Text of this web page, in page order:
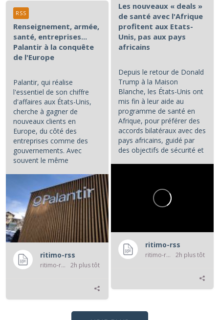
Les nouveaux « deals »
de santé avec l'Afrique
profitent aux Etats-
Unis, pas aux pays
africains
Depuis le retour de Donald
Trump à la Maison
Blanche, les États-Unis ont
mis fin à leur aide au
programme de santé en
Afrique, pour préférer des
accords bilatéraux avec des
pays africains, guidé par
des objectifs de sécurité et
ritimo-rss
ritimo-rss 2h plus tôt
Renseignement, armée,
santé, entreprises...
Palantir à la conquête
de l'Europe
Palantir, qui réalise
l'essentiel de son chiffre
d'affaires aux États-Unis,
cherche à gagner de
nouveaux clients en
Europe, du côté des
entreprises comme des
gouvernements. Avec
souvent le même
ritimo-rss
ritimo-rss 2h plus tôt
RSS